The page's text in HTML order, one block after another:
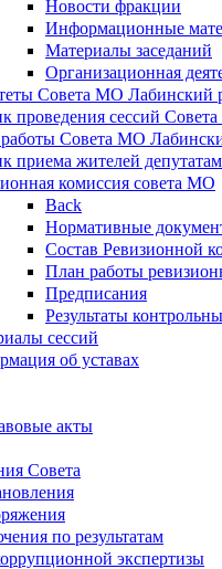
Новости фракции
Информационные
Материалы заседаний
Организационная
Совета МО Лабинский
проведения сессий
Совета МО
приема жителей
комиссия совета МО
Back
Нормативные
Состав Ревизионной
План работы
Предписания
Результаты
сессий
об уставах
акты
Совета
по результатам
экспертизы